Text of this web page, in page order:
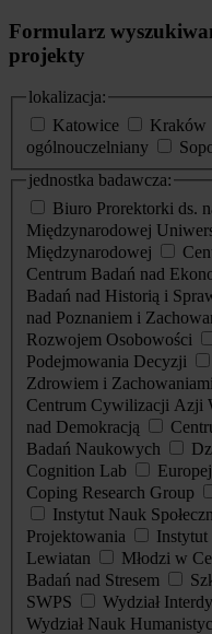
Formularz
projekty
lokalizacja:
Katowice
Kraków
ogólnouczelniany
jednostka badawcza:
Biuro Prorektorki ds.
Międzynarodowej
Międzynarodowej
Centrum Badań nad
Badań nad Historią i
nad Poznaniem i
Rozwojem Osobowości
Podejmowania Decyzji
Zdrowiem i
Centrum Cywilizacji Azji
nad Demokracją
Badań Naukowych
Cognition Lab
Coping Research Group
Instytut Nauk
Projektowania
Instytut
Lewiatan
Młodzi w
Badań nad Stresem
SWPS
Wydział
Wydział Nauk